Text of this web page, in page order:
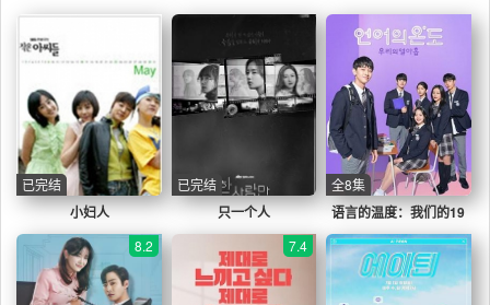
小妇人
已完结
只一个人
已完结
语言的温度：我们的19
岁
全8集
8.2 7.4